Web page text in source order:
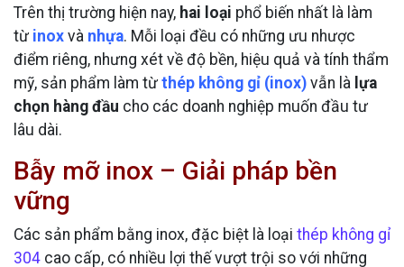
Trên thị trường hiện nay, hai loại phổ biến nhất là làm
từ inox và nhựa. Mỗi loại đều có những ưu nhược
điểm riêng, nhưng xét về độ bền, hiệu quả và tính thẩm
mỹ, sản phẩm làm từ thép không gỉ (inox) vẫn là lựa
chọn hàng đầu cho các doanh nghiệp muốn đầu tư
lâu dài.
Bẫy mỡ inox – Giải pháp bền
vững
Các sản phẩm bằng inox, đặc biệt là loại thép không gỉ
304 cao cấp, có nhiều lợi thế vượt trội so với những